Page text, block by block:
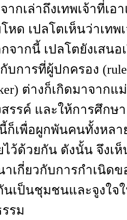
ากเล่าถึงเทพเจ้าที่เ
โหด เปลโตเห็นว่าเท
จากนี้ เปลโตยังเสน
กับการที่ผู้ปกครอง
ต่างก็เกิดมาจาก
สรรค์ และให้การศึกษ
นี้ก็เพื่อผูกพันคนทั้งหล
ว้ด้วยกัน ดังนั้น จึงเห็
าเกี่ยวกับการกำเนิด
นเป็นชุมชนและจูงใจ
รม